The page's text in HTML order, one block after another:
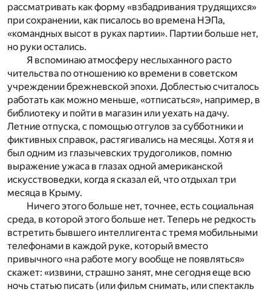
рассматривать как форму «взбадривания трудящихся»
при сохранении, как писалось во времена НЭПа,
«командных высот в руках партии». Партии больше нет,
но руки остались.
Я вспоминаю атмосферу неслыханного расто
чительства по отношению ко времени в советском
учреждении брежневской эпохи. Доблестью считалось
работать как можно меньше, «отписаться», например, в
библиотеку и пойти в магазин или уехать на дачу.
Летние отпуска, с помощью отгулов за субботники и
фиктивных справок, растягивались на месяцы. Хотя я и
был одним из глазычевских трудоголиков, помню
выражение ужаса в глазах одной американской
искусствоведки, когда я сказал ей, что отдыхал три
месяца в Крыму.
Ничего этого больше нет, точнее, есть социальная
среда, в которой этого больше нет. Теперь не редкость
встретить бывшего интеллигента с тремя мобильными
телефонами в каждой руке, который вместо
привычного «на работе могу вообще не появляться»
скажет: «извини, страшно занят, мне сегодня еще всю
ночь статью писать (или фильм снимать, или спектакль